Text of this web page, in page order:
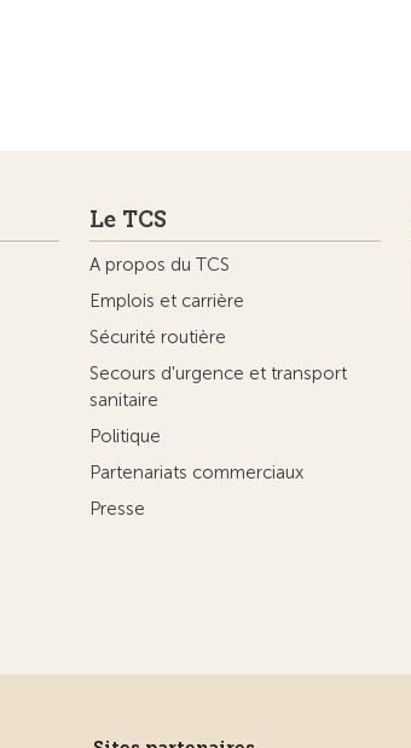
Le TCS
A propos du TCS
Emplois et carrière
Sécurité routière
Secours d'urgence et transport
sanitaire
Politique
Partenariats commerciaux
Presse